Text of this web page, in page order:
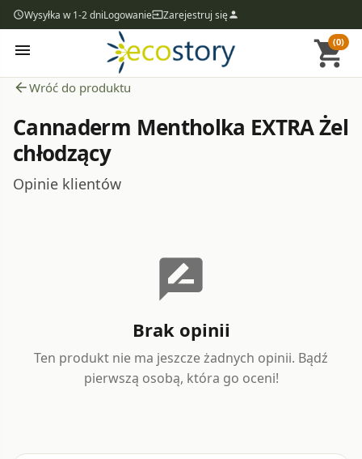
access_timeWysyłka w 1-2 dniLogowanieinputZarejestruj sięperson
menu shopping_cart
(0)
arrow_backWróć do produktu
Cannaderm Mentholka EXTRA Żel
chłodzący
Opinie klientów
rate_review
Brak opinii
Ten produkt nie ma jeszcze żadnych opinii. Bądź
pierwszą osobą, która go oceni!